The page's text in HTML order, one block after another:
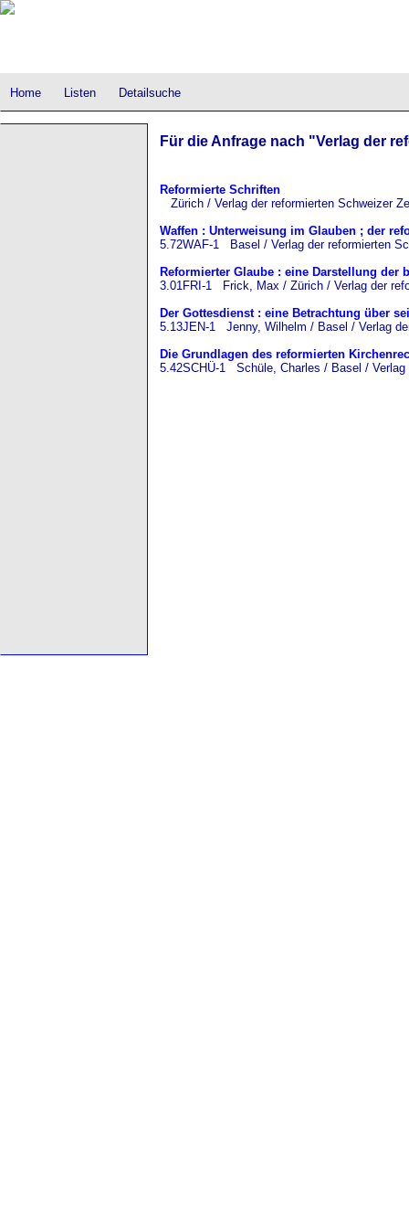
Home Listen Detailsuche
Für die Anfrage nach "Verlag der
Reformierte Schriften
Zürich / Verlag der reformierten Schweizer
Waffen : Unterweisung im Glauben ; der
5.72WAF-1 Basel / Verlag der reformierten
Reformierter Glaube : eine Darstellung der
3.01FRI-1 Frick, Max / Zürich / Verlag der
Der Gottesdienst : eine Betrachtung über
5.13JEN-1 Jenny, Wilhelm / Basel / Verlag
Die Grundlagen des reformierten
5.42SCHÜ-1 Schüle, Charles / Basel / Verlag